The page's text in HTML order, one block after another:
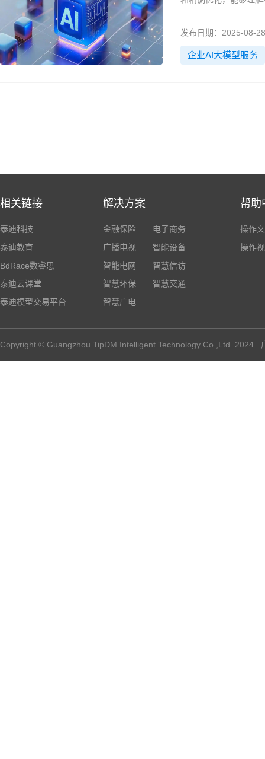
发布日期：2025-08-28
企业AI大模型服务
相关链接
泰迪科技
泰迪教育
BdRace数睿思
泰迪云课堂
泰迪模型交易平台
解决方案
金融保险
电子商务
广播电视
智能设备
智能电网
智慧信访
智慧环保
智慧交通
智慧广电
帮助
操作
操作
Copyright © Guangzhou TipDM Intelligent Technology Co.,Ltd. 2024